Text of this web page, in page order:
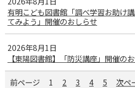
有明こども図書館「調べ学習お助け
てみよう」開催のおしらせ
2026年8月1日
【東陽図書館】「防災講座」開催の
前ページ 1 2 3 4 5
次ペ